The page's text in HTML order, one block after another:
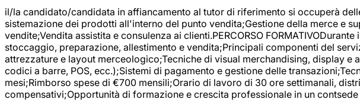
il/la candidato/candidata in affiancamento al tutor di riferimento si occuperà
sistemazione dei prodotti all'interno del punto vendita;Gestione della merce e
vendite;Vendita assistita e consulenza ai clienti.PERCORSO
stoccaggio, preparazione, allestimento e vendita;Principali componenti del
attrezzature e layout merceologico;Tecniche di visual merchandising, display
codici a barre, POS, ecc.);Sistemi di pagamento e gestione delle
mesi;Rimborso spese di €700 mensili;Orario di lavoro di 30 ore settimanali,
compensativi;Opportunità di formazione e crescita professionale in un